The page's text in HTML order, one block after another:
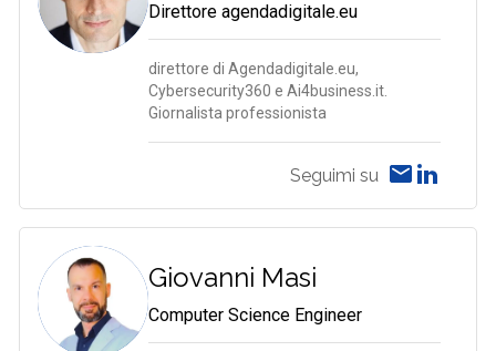
Direttore agendadigitale.eu
direttore di Agendadigitale.eu,
Cybersecurity360 e Ai4business.it.
Giornalista professionista
Seguimi su
Giovanni Masi
Computer Science Engineer